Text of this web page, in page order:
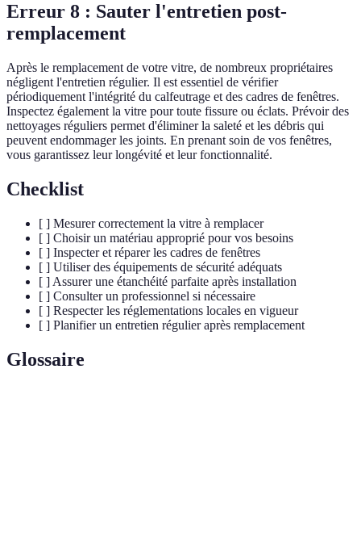
Erreur 8 : Sauter l'entretien post-
remplacement
Après le remplacement de votre vitre, de nombreux propriétaires
négligent l'entretien régulier. Il est essentiel de vérifier
périodiquement l'intégrité du calfeutrage et des cadres de fenêtres.
Inspectez également la vitre pour toute fissure ou éclats. Prévoir des
nettoyages réguliers permet d'éliminer la saleté et les débris qui
peuvent endommager les joints. En prenant soin de vos fenêtres,
vous garantissez leur longévité et leur fonctionnalité.
Checklist
[ ] Mesurer correctement la vitre à remplacer
[ ] Choisir un matériau approprié pour vos besoins
[ ] Inspecter et réparer les cadres de fenêtres
[ ] Utiliser des équipements de sécurité adéquats
[ ] Assurer une étanchéité parfaite après installation
[ ] Consulter un professionnel si nécessaire
[ ] Respecter les réglementations locales en vigueur
[ ] Planifier un entretien régulier après remplacement
Glossaire